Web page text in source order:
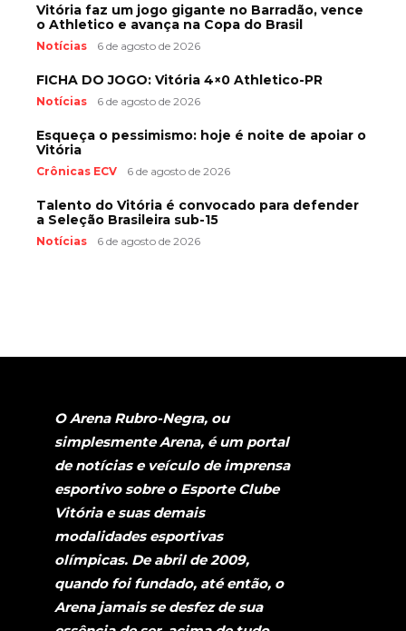
Vitória faz um jogo gigante no Barradão, vence
o Athletico e avança na Copa do Brasil
Notícias 6 de agosto de 2026
FICHA DO JOGO: Vitória 4×0 Athletico-PR
Notícias 6 de agosto de 2026
Esqueça o pessimismo: hoje é noite de apoiar o
Vitória
Crônicas ECV 6 de agosto de 2026
Talento do Vitória é convocado para defender
a Seleção Brasileira sub-15
Notícias 6 de agosto de 2026
O Arena Rubro-Negra, ou
simplesmente Arena, é um portal
de notícias e veículo de imprensa
esportivo sobre o Esporte Clube
Vitória e suas demais
modalidades esportivas
olímpicas. De abril de 2009,
quando foi fundado, até então, o
Arena jamais se desfez de sua